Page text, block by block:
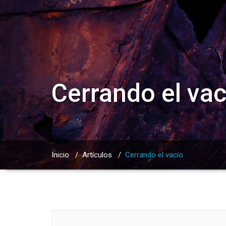
Cerrando el
Inicio/Artículos / Cerrando el vacío